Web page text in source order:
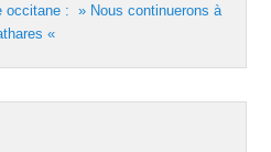
occitane : » Nous continuerons à
«